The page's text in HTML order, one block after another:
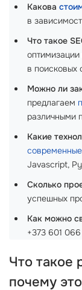
Какова
в
Что такое
в поисковых
Можно ли
предлагаем
различными
Какие
Javascript,
Сколько
успешных
Как можно
+373 601
Что такое
почему